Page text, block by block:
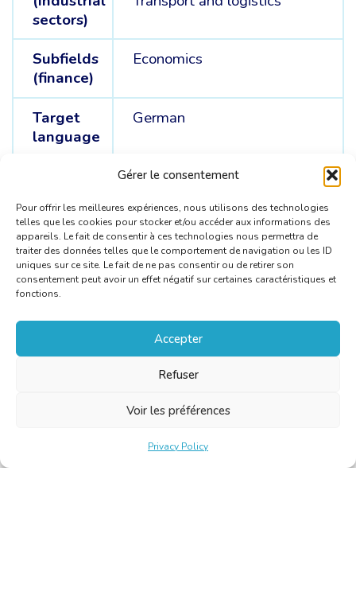
Gérer le consentement
Pour offrir les meilleures expériences, nous utilisons des technologies
telles que les cookies pour stocker et/ou accéder aux informations des
appareils. Le fait de consentir à ces technologies nous permettra de
traiter des données telles que le comportement de navigation ou les ID
uniques sur ce site. Le fait de ne pas consentir ou de retirer son
consentement peut avoir un effet négatif sur certaines caractéristiques et
fonctions.
Accepter
Refuser
Voir les préférences
Privacy Policy
sectors)
Subfields
(finance)
Economics
Target
language
German
English /Spanish /